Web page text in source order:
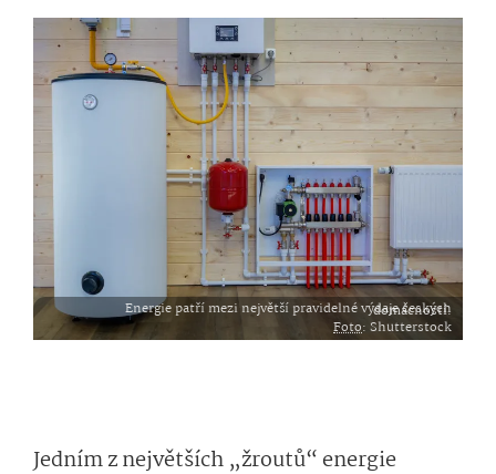
Energie patří mezi největší pravidelné výdaje českých domácností.
Foto: Shutterstock
Jedním z největších „žroutů“ energie